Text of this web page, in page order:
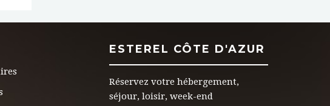
ESTEREL CÔTE D'AZUR
Réservez votre hébergement,
séjour, loisir, week-end